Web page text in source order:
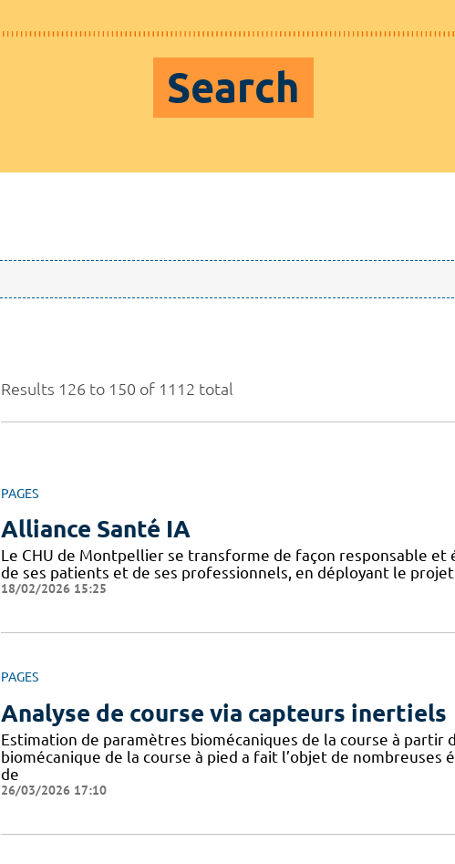
Search
Results 126 to 150 of 1112 total
PAGES
Alliance Santé IA
Le CHU de Montpellier se transforme de façon responsable
de ses patients et de ses professionnels, en déployant le projet
18/02/2026 15:25
PAGES
Analyse de course via capteurs inertiels
Estimation de paramètres biomécaniques de la course à partir
biomécanique de la course à pied a fait l’objet de
de
26/03/2026 17:10